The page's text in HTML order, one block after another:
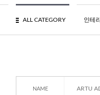
ALL CATEGORY 인테
NAME ARTU